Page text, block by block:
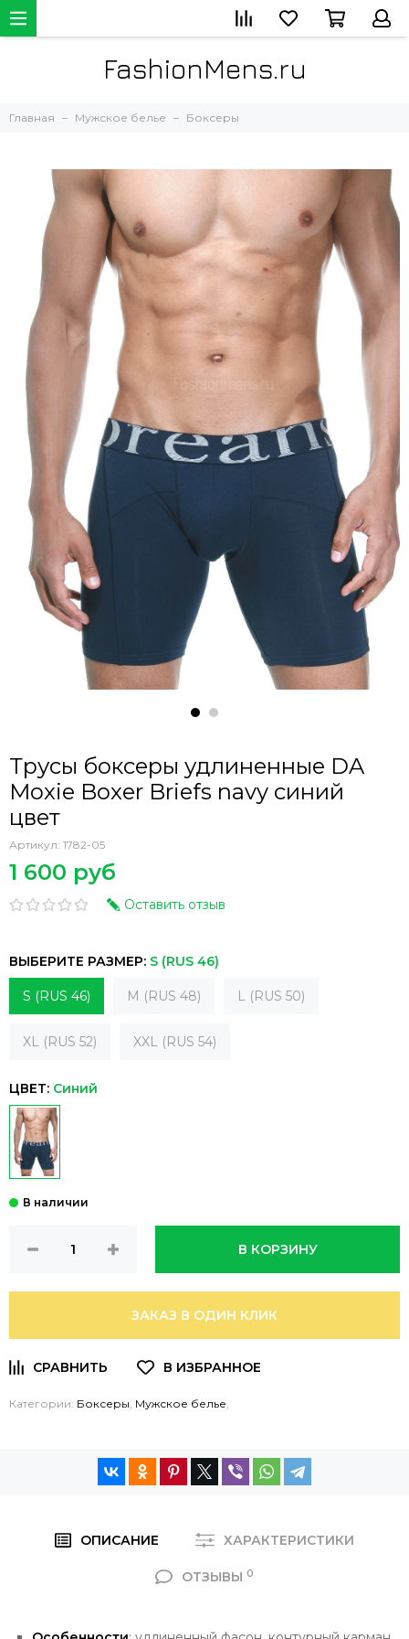
FashionMens.ru
Главная Мужское белье Боксеры
Трусы боксеры удлиненные DA
Moxie Boxer Briefs navy синий
цвет
Артикул: 1782-05
1 600 руб
Оставить отзыв
ВЫБЕРИТЕ РАЗМЕР: S (RUS 46)
S (RUS 46) M (RUS 48) L (RUS 50)
XL (RUS 52) XXL (RUS 54)
ЦВЕТ: Синий
В КОРЗИНУ
ЗАКАЗ В ОДИН КЛИК
Категории: Боксеры, Мужское белье,
ОПИСАНИЕ ХАРАКТЕРИСТИКИ
ОТЗЫВЫ 0